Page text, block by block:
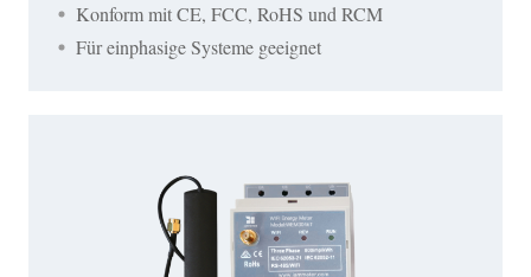
Konform mit CE, FCC, RoHS und RCM
Für einphasige Systeme geeignet